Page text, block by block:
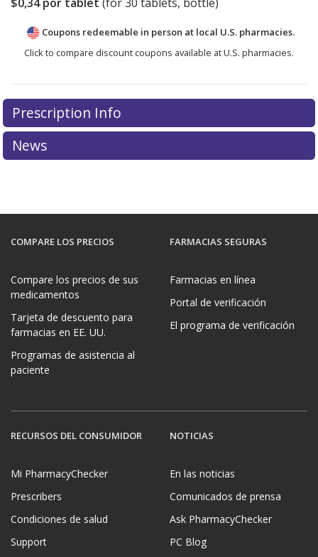
Coupons redeemable in person at local U.S. pharmacies.
Click to compare discount coupons available at U.S. pharmacies.
Prescription Info
News
COMPARE LOS PRECIOS
Compare los precios de sus
medicamentos
Tarjeta de descuento para
farmacias en EE. UU.
Programas de asistencia al
paciente
FARMACIAS SEGURAS
Farmacias en línea
Portal de verificación
El programa de verificación
RECURSOS DEL CONSUMIDOR
Mi PharmacyChecker
Prescribers
Condiciones de salud
Support
NOTICIAS
En las noticias
Comunicados de prensa
Ask PharmacyChecker
PC Blog